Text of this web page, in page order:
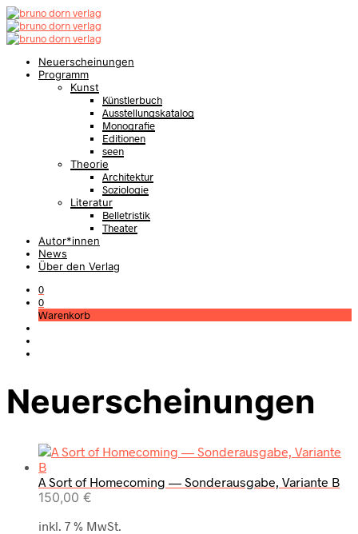
Neuerscheinungen
Programm
Kunst
Künstlerbuch
Ausstellungskatalog
Monografie
Editionen
seen
Theorie
Architektur
Soziologie
Literatur
Belletristik
Theater
Autor*innen
News
Über den Verlag
0
0
Warenkorb
Neuerscheinungen
A Sort of Homecoming — Sonderausgabe, Variante B
150,00 €
inkl. 7 % MwSt.